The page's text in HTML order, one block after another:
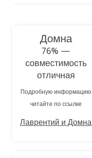
Домна
76% —
совместимость
отличная
Подробную информацию
читайте по ссылке
Лаврентий и Домна